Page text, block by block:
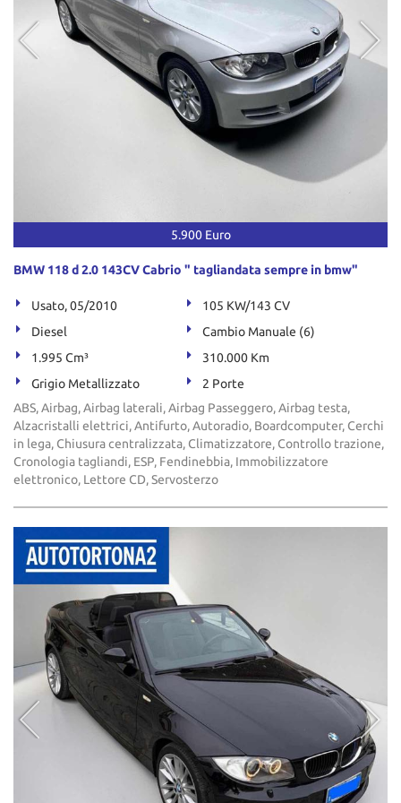
5.900 Euro
BMW 118 d 2.0 143CV Cabrio " tagliandata sempre in bmw"
Usato, 05/2010
105 KW/143 CV
Diesel
Cambio Manuale (6)
1.995 Cm³
310.000 Km
Grigio Metallizzato
2 Porte
ABS, Airbag, Airbag laterali, Airbag Passeggero, Airbag testa,
Alzacristalli elettrici, Antifurto, Autoradio, Boardcomputer, Cerchi
in lega, Chiusura centralizzata, Climatizzatore, Controllo trazione,
Cronologia tagliandi, ESP, Fendinebbia, Immobilizzatore
elettronico, Lettore CD, Servosterzo
Salva
le
impostazioni